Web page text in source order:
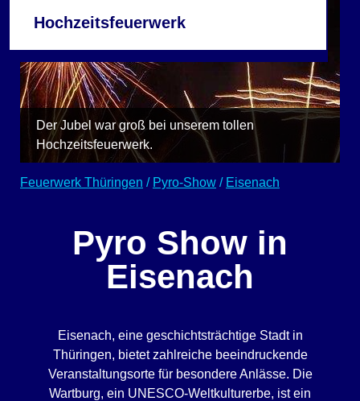
Hochzeitsfeuerwerk
Der Jubel war groß bei unserem tollen
Hochzeitsfeuerwerk.
Feuerwerk Thüringen / Pyro-Show / Eisenach
Pyro Show in
Eisenach
Eisenach, eine geschichtsträchtige Stadt in
Thüringen, bietet zahlreiche beeindruckende
Veranstaltungsorte für besondere Anlässe. Die
Wartburg, ein UNESCO-Weltkulturerbe, ist ein